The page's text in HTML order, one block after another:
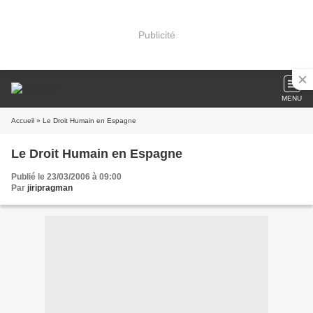
Publicité
MENU
Accueil » Le Droit Humain en Espagne
Le Droit Humain en Espagne
Publié le 23/03/2006 à 09:00
Par jiripragman